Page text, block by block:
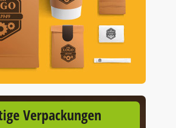
Verpackungen